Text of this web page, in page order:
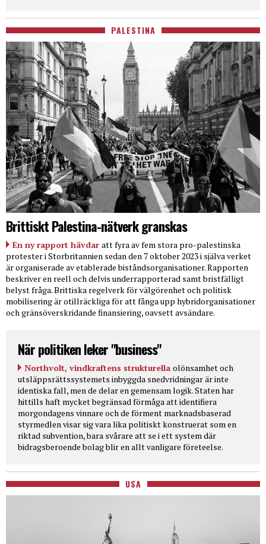
PALESTINA
Brittiskt Palestina-nätverk granskas
En ny rapport hävdar att fyra av fem stora pro-palestinska
protester i Storbritannien sedan den 7 oktober 2023 i själva verket
är organiserade av etablerade biståndsorganisationer. Rapporten
beskriver en reell och delvis underrapporterad samt bristfälligt
belyst fråga. Brittiska regelverk för välgörenhet och politisk
mobilisering är otillräckliga för att fånga upp hybridorganisationer
och gränsöverskridande finansiering, oavsett avsändare.
När politiken leker "business"
Northvolt, vindkraftens strukturella olönsamhet och
utsläppsrättssystemets inbyggda snedvridningar är inte
identiska fall, men de delar en gemensam logik. Staten har
hittills haft mycket begränsad förmåga att identifiera
morgondagens vinnare och de förment marknadsbaserad
styrmedlen visar sig vara lika politiskt konstruerat som en
riktad subvention, bara svårare att se i ett system där
bidragsberoende bolag blir en allt vanligare företeelse.
USA